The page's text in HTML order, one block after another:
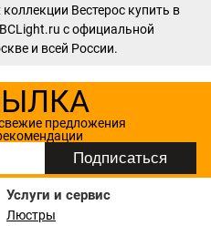
Вестерос купить в
с официальной
и всей России.
предложения
Услуги и сервис
Люстры